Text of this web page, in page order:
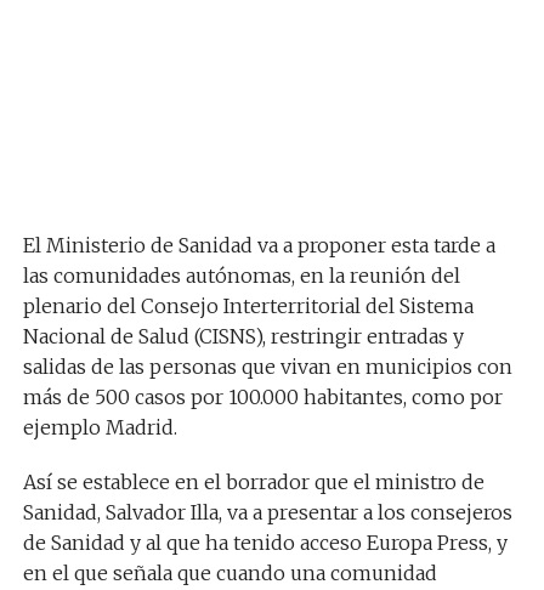
El Ministerio de Sanidad va a proponer esta tarde a
las comunidades autónomas, en la reunión del
plenario del Consejo Interterritorial del Sistema
Nacional de Salud (CISNS), restringir entradas y
salidas de las personas que vivan en municipios con
más de 500 casos por 100.000 habitantes, como por
ejemplo Madrid.
Así se establece en el borrador que el ministro de
Sanidad, Salvador Illa, va a presentar a los consejeros
de Sanidad y al que ha tenido acceso Europa Press, y
en el que señala que cuando una comunidad